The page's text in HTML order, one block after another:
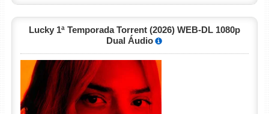
Lucky 1ª Temporada Torrent (2026) WEB-DL 1080p
Dual Áudio